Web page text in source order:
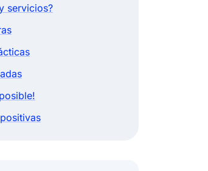
servicios?